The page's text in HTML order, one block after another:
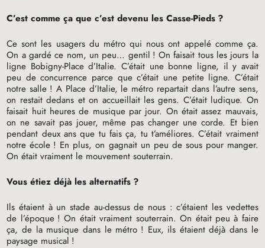
C’est comme ça que c’est devenu les Casse-Pieds ?
Ce sont les usagers du métro qui nous ont appelé comme ça.
On a gardé ce nom, un peu… gentil ! On faisait tous les jours la
ligne Bobigny-Place d’Italie. C’était une bonne ligne, il y avait
peu de concurrence parce que c’était une petite ligne. C’était
notre salle ! A Place d’Italie, le métro repartait dans l’autre sens,
on restait dedans et on accueillait les gens. C’était ludique. On
faisait huit heures de musique par jour. On était assez mauvais,
on ne savait pas jouer, même pas changer une corde. Et bien
pendant deux ans que tu fais ça, tu t’améliores. C’était vraiment
notre école ! En plus, on gagnait un peu de sous pour manger.
On était vraiment le mouvement souterrain.
Vous étiez déjà les alternatifs ?
Ils étaient à un stade au-dessus de nous : c’étaient les vedettes
de l’époque ! On était vraiment souterrain. On était peu à faire
ça, de la musique dans le métro ! Eux, ils étaient déjà dans le
paysage musical !